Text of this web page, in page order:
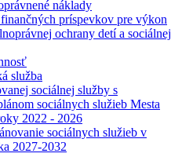
náklady
príspevkov pre výkon
ochrany detí a sociálnej
služba
sociálnej služby s
sociálnych služieb Mesta
2022 - 2026
sociálnych služieb v
2027-2032